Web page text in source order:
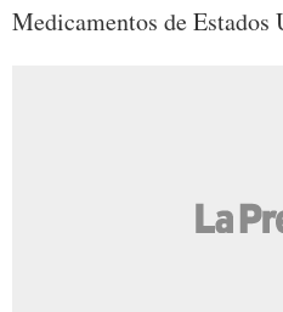
Medicamentos de Estados